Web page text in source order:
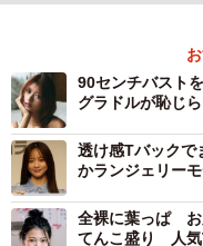
90センチバスト
グラドルが恥じ
透け感Tバック
かランジェリー
全裸に葉っぱ お
てんこ盛り 人気